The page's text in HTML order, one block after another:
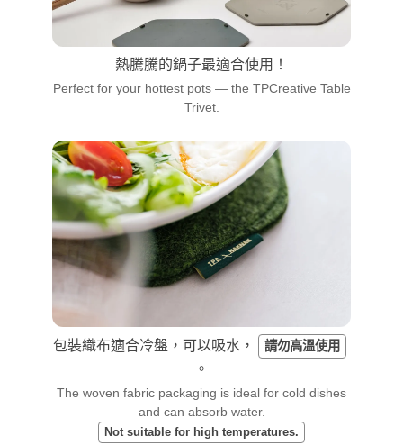
熱騰騰的鍋子最適合使用！
Perfect for your hottest pots — the TPCreative Table
Trivet.
包裝織布適合冷盤，可以吸水， 請勿高溫使用
。
The woven fabric packaging is ideal for cold dishes
and can absorb water.
Not suitable for high temperatures.